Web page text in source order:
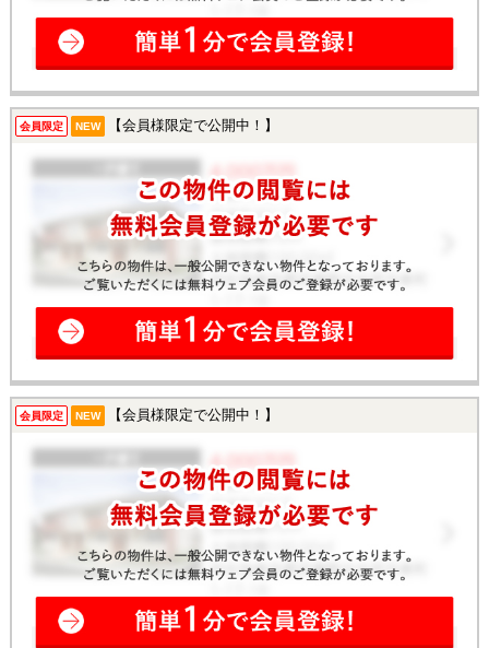
会員限定 NEW 【会員様限定で公開中！】
会員限定 NEW 【会員様限定で公開中！】